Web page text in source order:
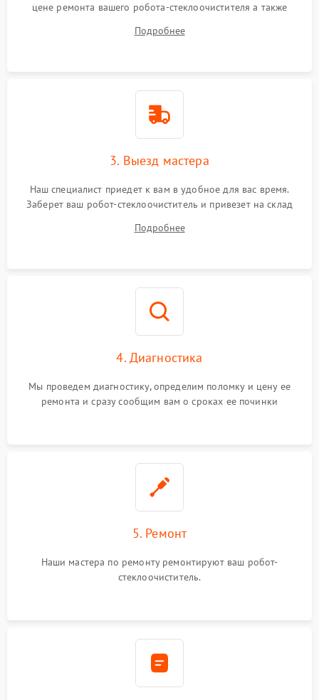
цене ремонта вашего робота-стеклоочистителя а также
Подробнее
3. Выезд мастера
Наш специалист приедет к вам в удобное для вас время.
Заберет ваш робот-стеклоочиститель и привезет на склад
Подробнее
4. Диагностика
Мы проведем диагностику, определим поломку и цену ее
ремонта и сразу сообщим вам о сроках ее починки
5. Ремонт
Наши мастера по ремонту ремонтируют ваш робот-
стеклоочиститель.